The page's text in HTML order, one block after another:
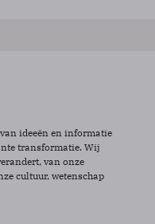
ideeën en informatie
transformatie. Wij
van onze
cultuur, wetenschap